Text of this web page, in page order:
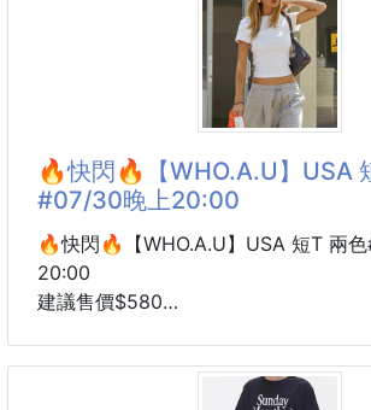
🔥快閃🔥【WHO.A.U】USA
#07/30晚上20:00
🔥快閃🔥【WHO.A.U】USA 短T 兩
20:00
建議售價$580
這款就是很耐看的美式休閒小短T！